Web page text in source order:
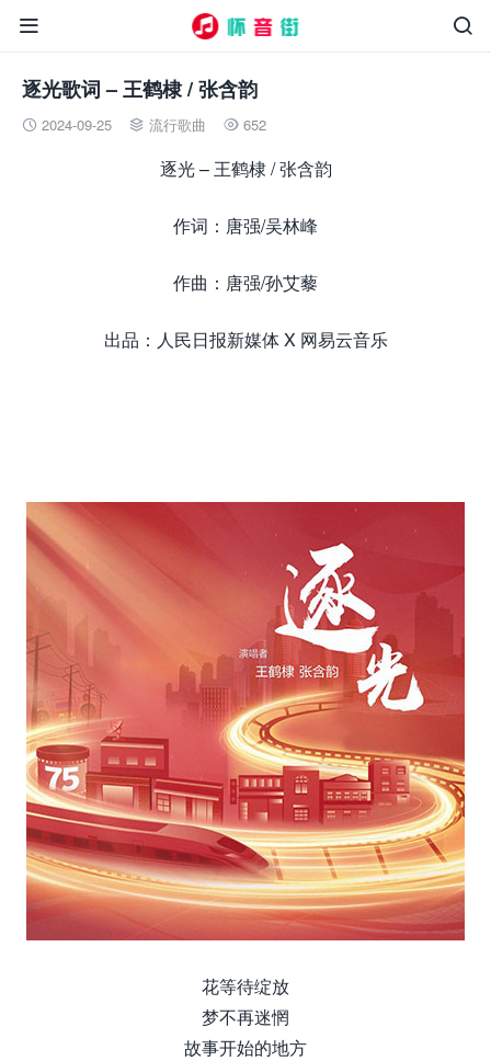


逐光歌词 – 王鹤棣 / 张含韵
 2024-09-25  流行歌曲  652
逐光 – 王鹤棣 / 张含韵
作词：唐强/吴林峰
作曲：唐强/孙艾藜
出品：人民日报新媒体 X 网易云音乐
花等待绽放
梦不再迷惘
故事开始的地方